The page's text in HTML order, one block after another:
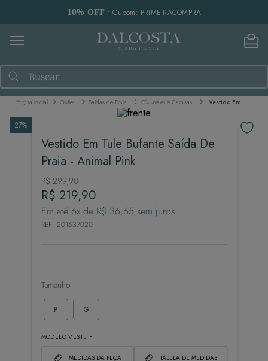
10% OFF • Cupom: PRIMEIRACOMPRA
Buscar
Outlet Saídas de Praia Chemisier e Camisas Vestido Em Tule Bufante Saída De Praia - Animal Pink
27%
Vestido Em Tule Bufante Saída De
Praia - Animal Pink
R$ 299,90
R$ 219,90
Em até 6x de R$ 36,65 sem juros
REF: 201637020
Tamanho
P G
MODELO VESTE P
MEDIDAS DA PEÇA TABELA DE MEDIDAS